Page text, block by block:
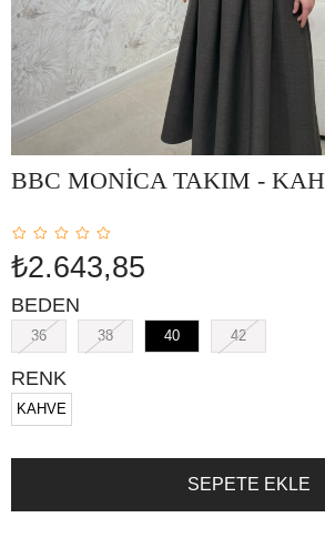
BBC MONİCA TAKIM -
₺2.643,85
BEDEN
36 38 40 42
RENK
KAHVE